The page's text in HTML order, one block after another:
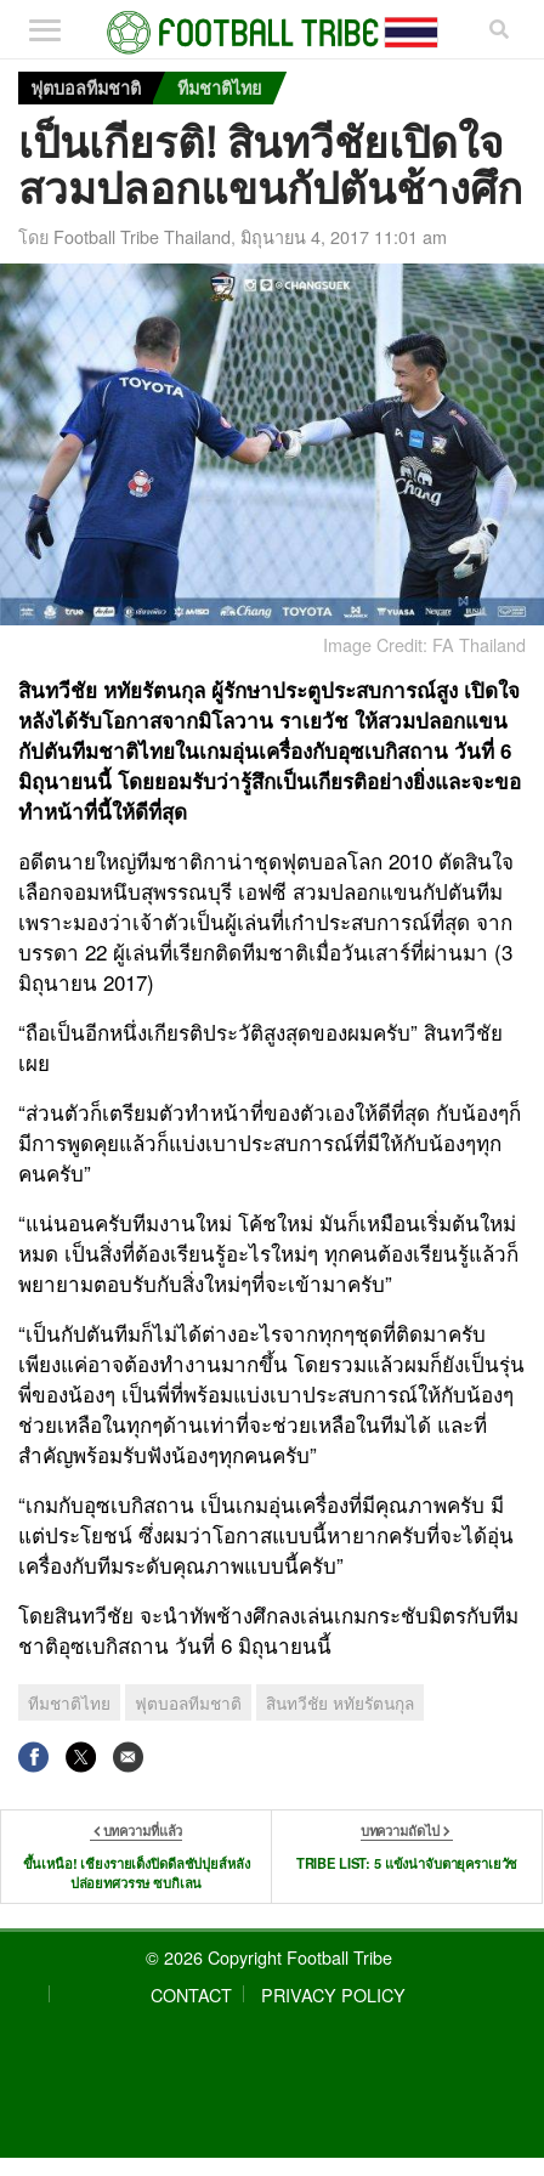
ฟุตบอลทีมชาติ ทีมชาติไทย
เป็นเกียรติ! สินทวีชัยเปิดใจ
สวมปลอกแขนกัปตันช้างศึก
โดย Football Tribe Thailand, มิถุนายน 4, 2017 11:01 am
Image Credit: FA Thailand
สินทวีชัย หทัยรัตนกุล ผู้รักษาประตูประสบการณ์สูง เปิดใจ
หลังได้รับโอกาสจากมิโลวาน ราเยวัช ให้สวมปลอกแขน
กัปตันทีมชาติไทยในเกมอุ่นเครื่องกับอุซเบกิสถาน วันที่ 6
มิถุนายนนี้ โดยยอมรับว่ารู้สึกเป็นเกียรติอย่างยิ่งและจะขอ
ทำหน้าที่นี้ให้ดีที่สุด
อดีตนายใหญ่ทีมชาติกาน่าชุดฟุตบอลโลก 2010 ตัดสินใจ
เลือกจอมหนึบสุพรรณบุรี เอฟซี สวมปลอกแขนกัปตันทีม
เพราะมองว่าเจ้าตัวเป็นผู้เล่นที่เก๋าประสบการณ์ที่สุด จาก
บรรดา 22 ผู้เล่นที่เรียกติดทีมชาติเมื่อวันเสาร์ที่ผ่านมา (3
มิถุนายน 2017)
“ถือเป็นอีกหนึ่งเกียรติประวัติสูงสุดของผมครับ” สินทวีชัย
เผย
“ส่วนตัวก็เตรียมตัวทำหน้าที่ของตัวเองให้ดีที่สุด กับน้องๆก็
มีการพูดคุยแล้วก็แบ่งเบาประสบการณ์ที่มีให้กับน้องๆทุก
คนครับ”
“แน่นอนครับทีมงานใหม่ โค้ชใหม่ มันก็เหมือนเริ่มต้นใหม่
หมด เป็นสิ่งที่ต้องเรียนรู้อะไรใหม่ๆ ทุกคนต้องเรียนรู้แล้วก็
พยายามตอบรับกับสิ่งใหม่ๆที่จะเข้ามาครับ”
“เป็นกัปตันทีมก็ไม่ได้ต่างอะไรจากทุกๆชุดที่ติดมาครับ
เพียงแค่อาจต้องทำงานมากขึ้น โดยรวมแล้วผมก็ยังเป็นรุ่น
พี่ของน้องๆ เป็นพี่ที่พร้อมแบ่งเบาประสบการณ์ให้กับน้องๆ
ช่วยเหลือในทุกๆด้านเท่าที่จะช่วยเหลือในทีมได้ และที่
สำคัญพร้อมรับฟังน้องๆทุกคนครับ”
“เกมกับอุซเบกิสถาน เป็นเกมอุ่นเครื่องที่มีคุณภาพครับ มี
แต่ประโยชน์ ซึ่งผมว่าโอกาสแบบนี้หายากครับที่จะได้อุ่น
เครื่องกับทีมระดับคุณภาพแบบนี้ครับ”
โดยสินทวีชัย จะนำทัพช้างศึกลงเล่นเกมกระชับมิตรกับทีม
ชาติอุซเบกิสถาน วันที่ 6 มิถุนายนนี้
ทีมชาติไทย ฟุตบอลทีมชาติ สินทวีชัย หทัยรัตนกุล
บทความที่แล้ว
ขึ้นเหนือ! เชียงรายเต็งปิดดีลชัปปุยส์หลัง
ปล่อยทศวรรษ ซบกิเลน
บทความถัดไป
TRIBE LIST: 5 แข้งน่าจับตายุคราเยวัช
© 2026 Copyright Football Tribe
CONTACT
PRIVACY POLICY